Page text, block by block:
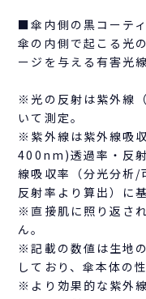
■傘内側の黒コーテ
傘の内側で起こる光
ージを与える有害光
※光の反射は紫外線
いて測定。
※紫外線は紫外線吸
400nm)透過率・反
線吸収率（分光分析
反射率より算出）に基
※直接肌に照り返さ
ん。
※記載の数値は生地
しており、傘本体の
※より効果的な紫外